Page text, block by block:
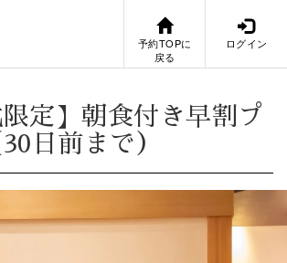
予約TOPに
戻る
ログイン
限定】朝食付き早割プ
日前まで）